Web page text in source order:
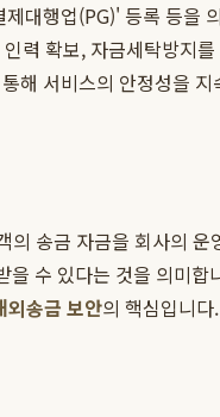
대행업(PG)' 등록 등을
력 확보, 자금세탁방지
해 서비스의 안정성을
송금 자금을 회사의
수 있다는 것을 의미
외송금 보안의 핵심입니다.